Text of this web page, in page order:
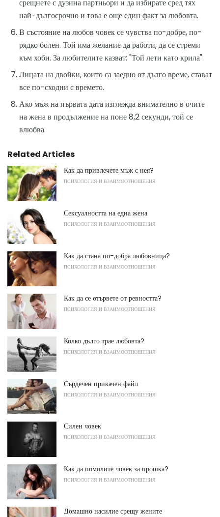
срещнете с дузина партньори и да избирате сред тях
най-дългосрочно и това е още един факт за любовта.
В състояние на любов човек се чувства по-добре, по-
рядко болен. Той има желание да работи, да се стреми
към хоби. За любителите казват: "Той лети като крила".
Лицата на двойки, които са заедно от дълго време, стават
все по-сходни с времето.
Ако мъж на първата дата изглежда внимателно в очите
на жена в продължение на поне 8,2 секунди, той се
влюбва.
Related Articles
Как да привлечете мъж с нея?
ПСИХОЛОГИЯ И ВЗАИМООТНОШЕНИЯ
Сексуалността на една жена
ПСИХОЛОГИЯ И ВЗАИМООТНОШЕНИЯ
Как да стана по-добра любовница?
ПСИХОЛОГИЯ И ВЗАИМООТНОШЕНИЯ
Как да се отървете от ревността?
ПСИХОЛОГИЯ И ВЗАИМООТНОШЕНИЯ
Колко дълго трае любовта?
ПСИХОЛОГИЯ И ВЗАИМООТНОШЕНИЯ
Сърдечен прикачен файл
ПСИХОЛОГИЯ И ВЗАИМООТНОШЕНИЯ
Силен човек
ПСИХОЛОГИЯ И ВЗАИМООТНОШЕНИЯ
Как да помолите човек за прошка?
ПСИХОЛОГИЯ И ВЗАИМООТНОШЕНИЯ
Домашно насилие срещу жените